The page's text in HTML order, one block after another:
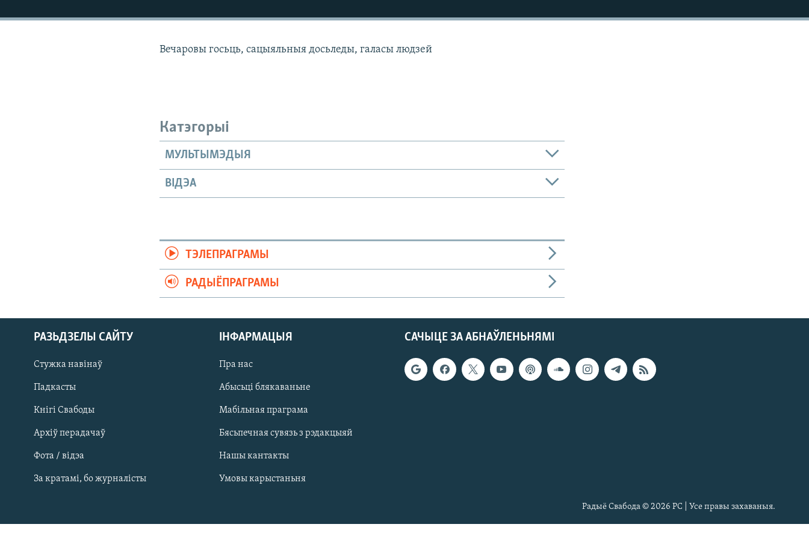
КАЛЯНДАР
НА ХВАЛЯХ СВАБОДЫ
САЧЫЦЕ ЗА АБНАЎЛЕНЬНЯМІ
Вечаровы госьць, сацыяльныя досьледы, галасы людзей
Катэгорыі
МУЛЬТЫМЭДЫЯ
ВІДЭА
ТЭЛЕПРАГРАМЫ
РАДЫЁПРАГРАМЫ
САЧЫЦЕ ЗА АБНАЎЛЕНЬНЯМІ
РАЗЬДЗЕЛЫ САЙТУ
Стужка навінаў
Падкасты
Кнігі Свабоды
Архіў перадачаў
Фота / відэа
За кратамі, бо журналісты
ІНФАРМАЦЫЯ
Пра нас
Абысьці блякаваньне
Мабільная праграма
Бясьпечная сувязь з рэдакцыяй
Нашы кантакты
Умовы карыстаньня
Радыё Свабода © 2026 РС | Усе правы захаваныя.